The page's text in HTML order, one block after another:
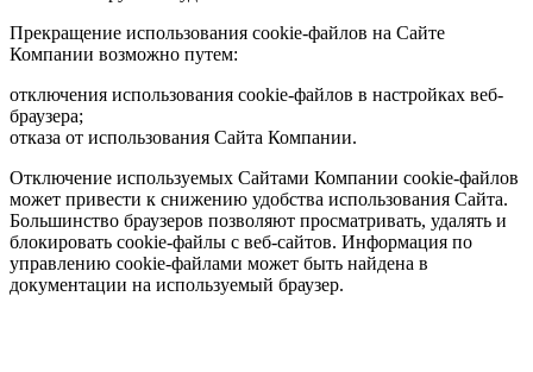
Прекращение использования cookie-файлов на Сайте
Компании возможно путем:
отключения использования cookie-файлов в настройках веб-
браузера;
отказа от использования Сайта Компании.
Отключение используемых Сайтами Компании cookie-файлов
может привести к снижению удобства использования Сайта.
Большинство браузеров позволяют просматривать, удалять и
блокировать cookie-файлы c веб-сайтов. Информация по
управлению cookie-файлами может быть найдена в
документации на используемый браузер.